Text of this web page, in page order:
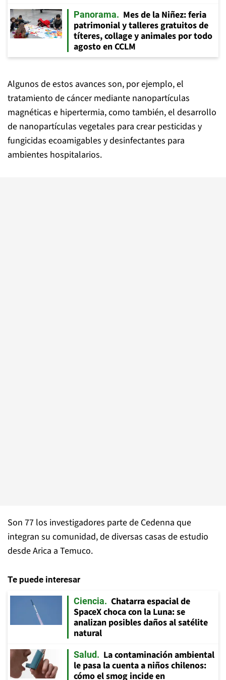
Panorama
Mes de la Niñez: feria
patrimonial y talleres gratuitos de
títeres, collage y animales por todo
agosto en CCLM
Algunos de estos avances son, por ejemplo, el
tratamiento de cáncer mediante nanopartículas
magnéticas e hipertermia, como también, el desarrollo
de nanopartículas vegetales para crear pesticidas y
fungicidas ecoamigables y desinfectantes para
ambientes hospitalarios.
Son 77 los investigadores parte de Cedenna que
integran su comunidad, de diversas casas de estudio
desde Arica a Temuco.
Te puede interesar
Ciencia
Chatarra espacial de
SpaceX choca con la Luna: se
analizan posibles daños al satélite
natural
Salud
La contaminación ambiental
le pasa la cuenta a niños chilenos:
cómo el smog incide en